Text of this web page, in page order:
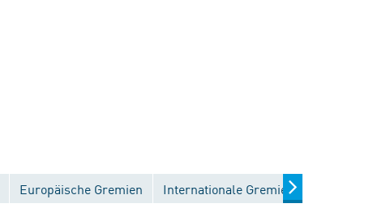
Europäische Gremien Internationale Gremien